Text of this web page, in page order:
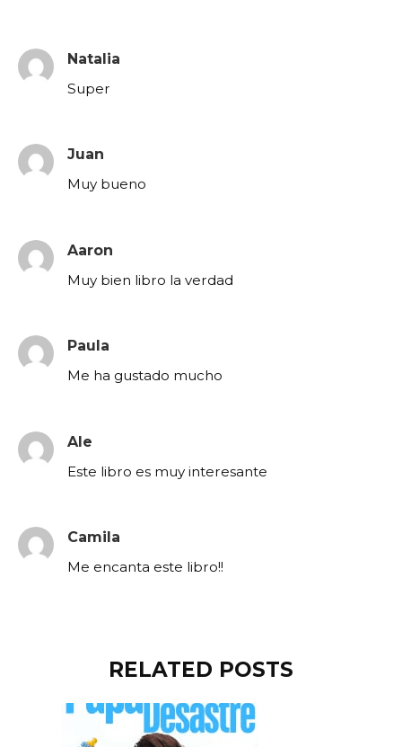
Natalia
Super
Juan
Muy bueno
Aaron
Muy bien libro la verdad
Paula
Me ha gustado mucho
Ale
Este libro es muy interesante
Camila
Me encanta este libro!!
RELATED POSTS